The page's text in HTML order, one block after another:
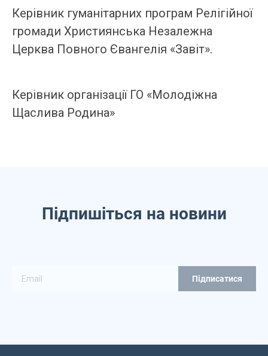
Керівник гуманітарних програм Релігійної
громади Християнська Незалежна
Церква Повного Євангелія «Завіт».
Керівник організації ГО «Молодіжна
Щаслива Родина»
Підпишіться на новини